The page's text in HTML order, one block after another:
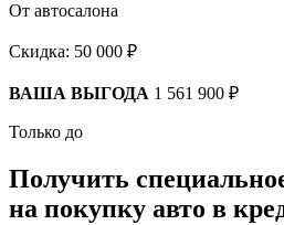
От автосалона
Скидка: 50 000 ₽
ВАША ВЫГОДА 1 561 900 ₽
Только до
Получить
на покупку авто в